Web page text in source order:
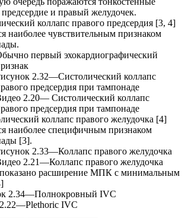
предсердие и правый желудочек.
коллапс правого предсердия [3, 4]
наиболее чувствительным признаком
первый эхокардиографический
2.32—Систолический коллапс
предсердия при тампонаде
2.20— Систолический коллапс
предсердия при тампонаде
коллапс правого желудочка [4]
наиболее специфичным признаком
[3].
2.33—Коллапс правого желудочка
2.21—Коллапс правого желудочка
показано расширение МПК с минимальным
2.34—Полнокровный IVC
IVC